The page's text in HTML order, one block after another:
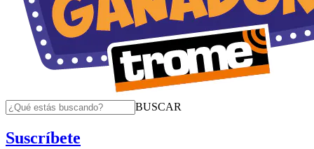
BUSCAR
Suscríbete